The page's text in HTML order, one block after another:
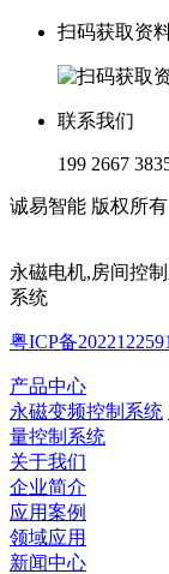
扫码获取资
联系我们
199 2667
诚易智能 版权所有
永磁电机,房间控
系统
粤ICP备
产品中心
永磁变频控制系统
量控制系统
关于我们
企业简介
应用案例
领域应用
新闻中心